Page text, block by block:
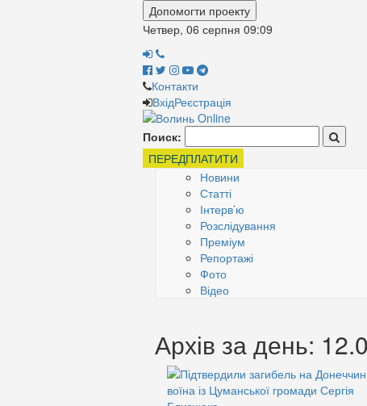
Допомогти проекту
Четвер, 06 серпня 09:09
Контакти
ВхідРеєстрація
Поиск:
ПЕРЕДПЛАТИТИ
Новини
Статті
Інтерв’ю
Розслідування
Преміум
Репортажі
Фото
Відео
Архів за день: